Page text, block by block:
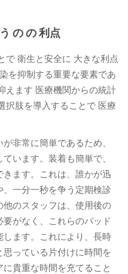
の の 利点
で 衛生と安全に 大きな利点
を抑制する重要な要素であ
えます 医療機関からの統計
択肢を導入することで 医療
非常に簡単であるため、
います。装着も簡単で、
ます。これは、誰かが迅
一分一秒を争う定期検診
のスタッフは、使用後の
がなく、これらのパッド
ます。これにより、長時
っている片付けに時間を
貴重な時間を充てること